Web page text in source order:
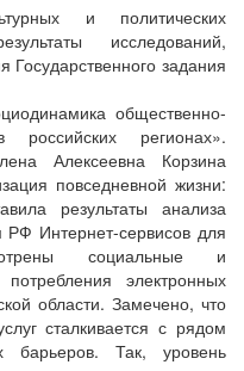
и политических
исследований,
задания
общественно-
российских регионах».
Алексеевна Корзина
повседневной жизни:
результаты анализа
РФ Интернет-сервисов для
социальные и
электронных
области. Замечено, что
сталкивается с рядом
барьеров. Так, уровень